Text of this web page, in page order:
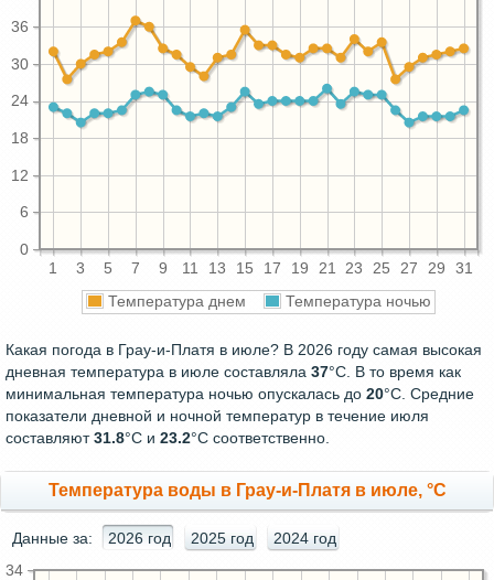
1 3 5 7 9 11 13 15 17 19 21 23 25 27 29 31
0
6
12
18
24
30
36
Температура днем Температура ночью
Какая погода в Грау-и-Платя в июле? В 2026 году самая высокая
дневная температура в июле составляла 37°С. В то время как
минимальная температура ночью опускалась до 20°C. Средние
показатели дневной и ночной температур в течение июля
составляют31.8°С и 23.2°С соответственно.
Температура воды в Грау-и-Платя в июле, °C
Данные за: 2026 год 2025 год 2024 год
34